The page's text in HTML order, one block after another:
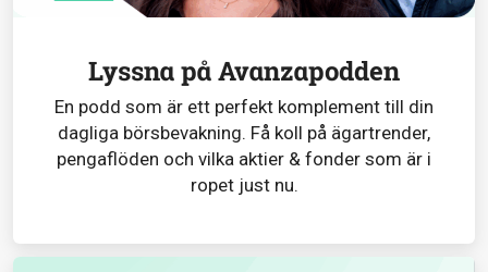
Lyssna på Avanzapodden
En podd som är ett perfekt komplement till din
dagliga börsbevakning. Få koll på ägartrender,
pengaflöden och vilka aktier & fonder som är i
ropet just nu.